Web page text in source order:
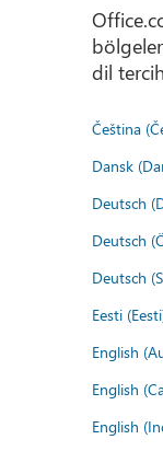
dil
Čeština
Dansk
Deutsch
Deutsch
Deutsch
Eesti
English
English
English